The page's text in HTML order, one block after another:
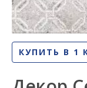
КУПИТЬ В 1